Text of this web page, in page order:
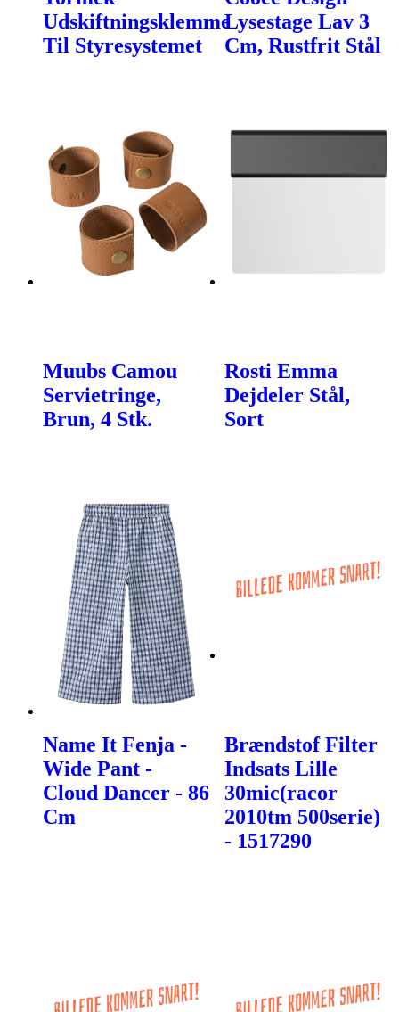
Udskiftningsklemme
Til Styresystemet
Lysestage Lav 3
Cm, Rustfrit Stål
Muubs Camou
Servietringe,
Brun, 4 Stk.
Rosti Emma
Dejdeler Stål,
Sort
Name It Fenja -
Wide Pant -
Cloud Dancer - 86
Cm
Brændstof Filter
Indsats Lille
30mic(racor
2010tm 500serie)
- 1517290